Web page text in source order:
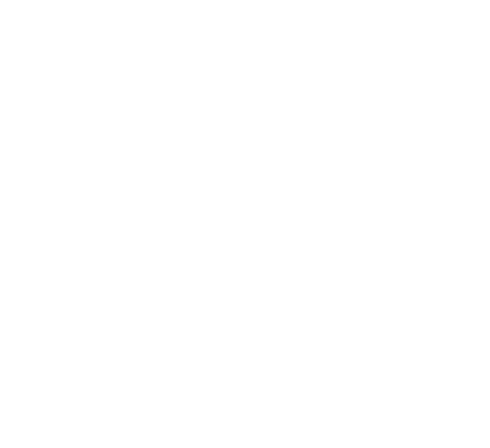
C’est pourquoi
à
en bas âge,
moyenne 3
Cette pression
d’avoir